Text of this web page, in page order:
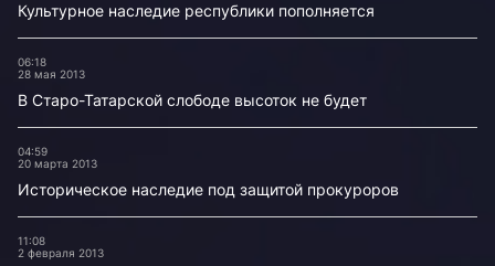
Культурное наследие республики пополняется
06:18
28 мая 2013
В Старо-Татарской слободе высоток не будет
04:59
20 марта 2013
Историческое наследие под защитой прокуроров
11:08
2 февраля 2013